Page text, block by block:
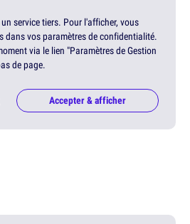
service tiers. Pour l'afficher, vous
dans vos paramètres de confidentialité.
via le lien "Paramètres de Gestion
de page.
Accepter & afficher